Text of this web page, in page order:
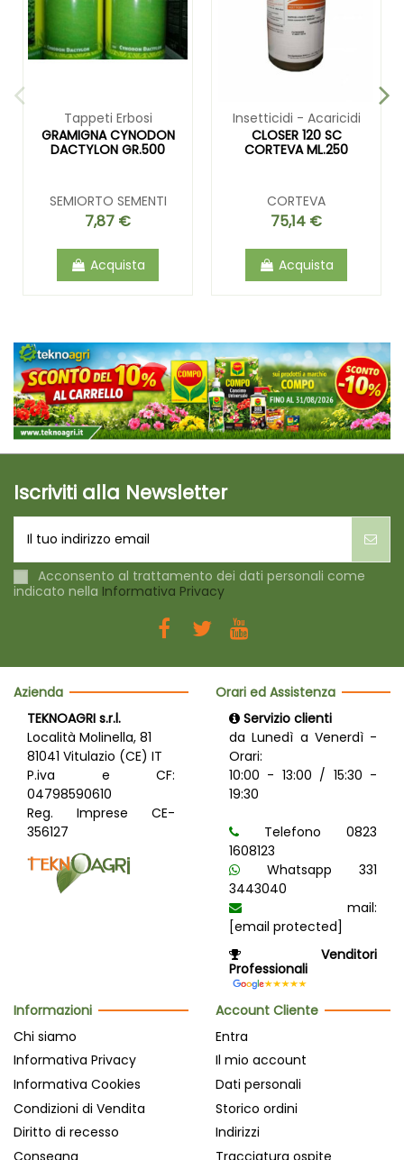
Tappeti Erbosi
GRAMIGNA CYNODON
DACTYLON GR.500
SEMIORTO SEMENTI
7,87 €
Acquista
Insetticidi - Acaricidi
CLOSER 120 SC
CORTEVA ML.250
CORTEVA
75,14 €
Acquista
Iscriviti alla Newsletter
Acconsento al trattamento dei dati personali come
indicato nella Informativa Privacy
Azienda
TEKNOAGRI s.r.l.
Località Molinella, 81
81041 Vitulazio (CE) IT
P.iva e CF:
04798590610
Reg. Imprese CE-
356127
Orari ed Assistenza
Servizio clienti
da Lunedì a Venerdì -
Orari:
10:00 - 13:00 / 15:30 -
19:30
Telefono 0823
1608123
Whatsapp 331
3443040
mail:
[email protected]
Venditori
Professionali
Informazioni
Chi siamo
Informativa Privacy
Informativa Cookies
Condizioni di Vendita
Diritto di recesso
Consegna
Account Cliente
Entra
Il mio account
Dati personali
Storico ordini
Indirizzi
Tracciatura ospite